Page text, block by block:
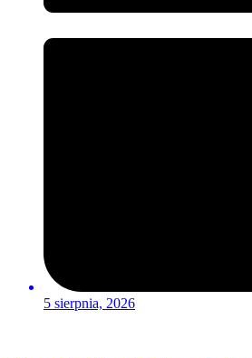
5 sierpnia, 2026